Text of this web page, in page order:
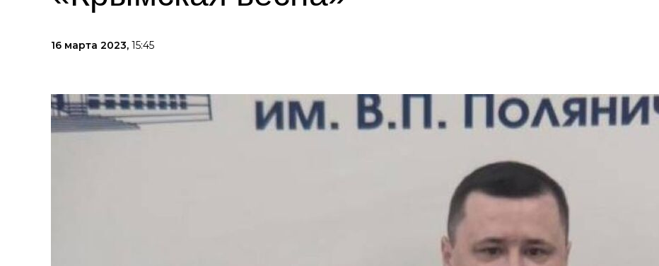
16 марта 2023, 15:45